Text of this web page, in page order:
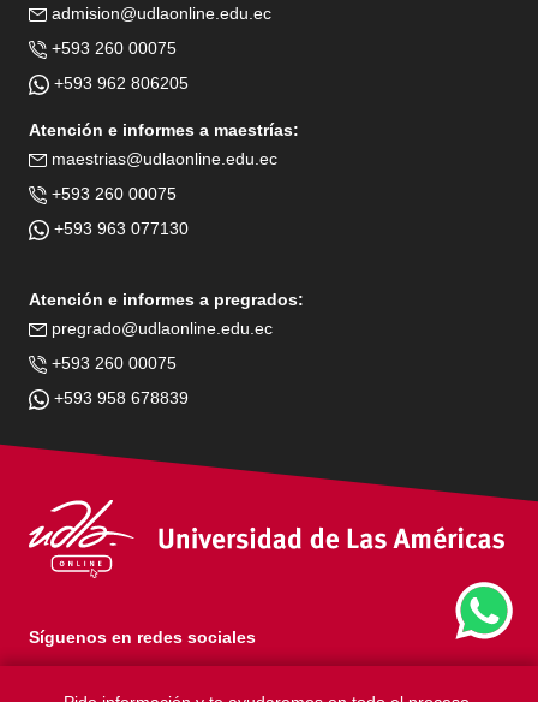
admision@udlaonline.edu.ec
+593 260 00075
+593 962 806205
Atención e informes a maestrías:
maestrias@udlaonline.edu.ec
+593 260 00075
+593 963 077130
Atención e informes a pregrados:
pregrado@udlaonline.edu.ec
+593 260 00075
+593 958 678839
Síguenos en redes sociales